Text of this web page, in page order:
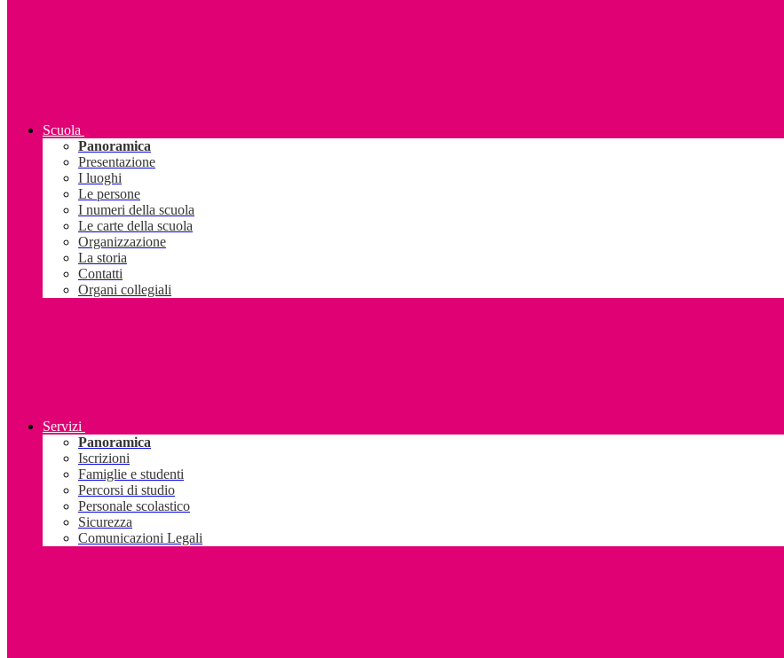
Scuola
Panoramica
Presentazione
I luoghi
Le persone
I numeri della scuola
Le carte della scuola
Organizzazione
La storia
Contatti
Organi collegiali
Servizi
Panoramica
Iscrizioni
Famiglie e studenti
Percorsi di studio
Personale scolastico
Sicurezza
Comunicazioni Legali